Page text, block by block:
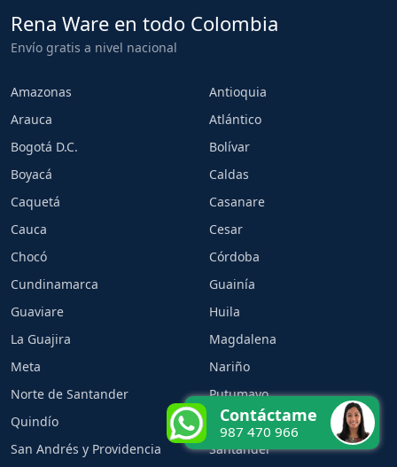
Rena Ware en todo Colombia
Envío gratis a nivel nacional
Amazonas
Antioquia
Arauca
Atlántico
Bogotá D.C.
Bolívar
Boyacá
Caldas
Caquetá
Casanare
Cauca
Cesar
Chocó
Córdoba
Cundinamarca
Guainía
Guaviare
Huila
La Guajira
Magdalena
Meta
Nariño
Norte de Santander
Putumayo
Quindío
Risaralda
San Andrés y Providencia
Santander
Contáctame
987 470 966